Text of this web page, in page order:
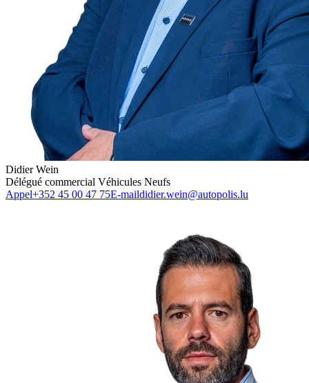
Didier Wein
Délégué commercial Véhicules Neufs
Appel+352 45 00 47 75E-maildidier.wein@autopolis.lu